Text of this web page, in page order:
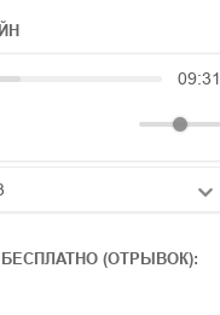
09:31
БЕСПЛАТНО (ОТРЫВОК):